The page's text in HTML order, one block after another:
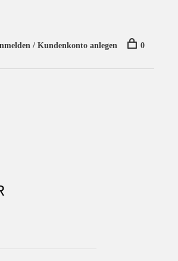
/ Kundenkonto anlegen 0